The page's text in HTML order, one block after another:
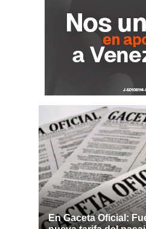
En Gaceta Oficial: